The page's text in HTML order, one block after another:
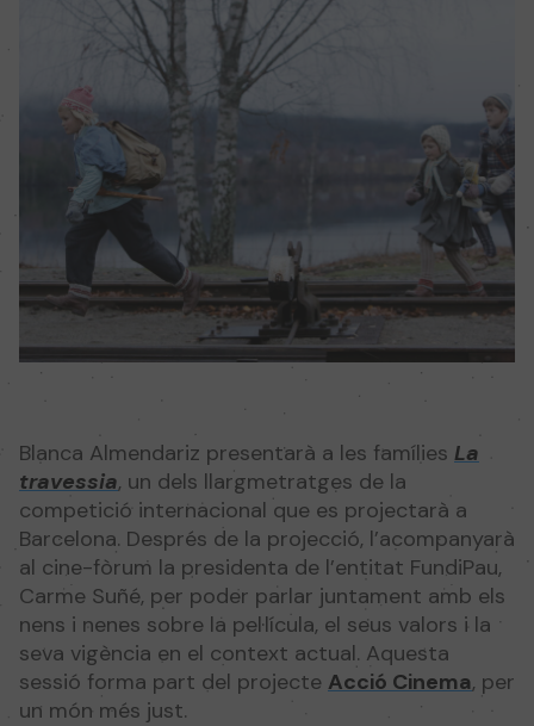
Blanca Almendariz presentarà a les famílies La
travessia, un dels llargmetratges de la
competició internacional que es projectarà a
Barcelona. Després de la projecció, l’acompanyarà
al cine-fòrum la presidenta de l’entitat FundiPau,
Carme Suñé, per poder parlar juntament amb els
nens i nenes sobre la pel·lícula, el seus valors i la
seva vigència en el context actual. Aquesta
sessió forma part del projecte Acció Cinema, per
un món més just.